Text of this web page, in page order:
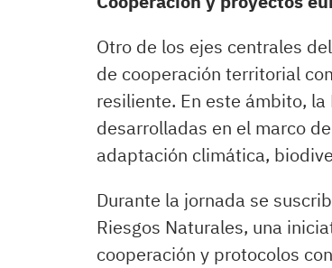
Otro de los ejes centrales
de cooperación territorial
resiliente. En este ámbito,
desarrolladas en el marco
adaptación climática,
Durante la jornada se
Riesgos Naturales, una
cooperación y protocolos